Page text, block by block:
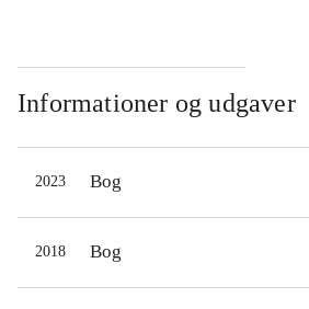
Informationer og udgaver
2023 Bog
2018 Bog